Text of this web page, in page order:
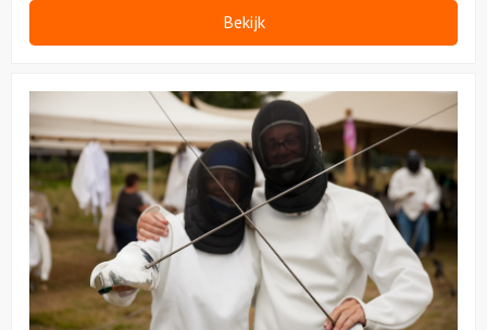
Bekijk
Bekijk
Scherm
Workshop